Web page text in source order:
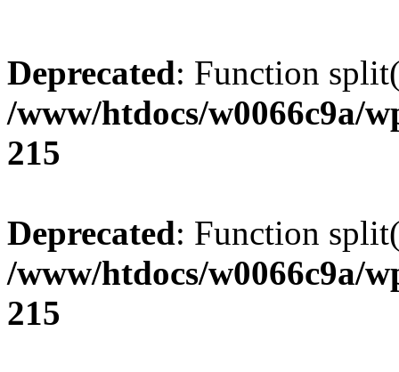
Deprecated: Function
/www/htdocs/w0066c9a/
215
Deprecated: Function
/www/htdocs/w0066c9a/
215